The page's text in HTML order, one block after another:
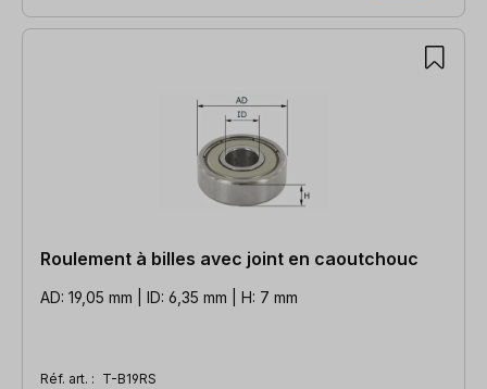
Roulement à billes avec joint en caoutchouc
AD: 19,05 mm | ID: 6,35 mm | H: 7 mm
Réf. art. : T-B19RS